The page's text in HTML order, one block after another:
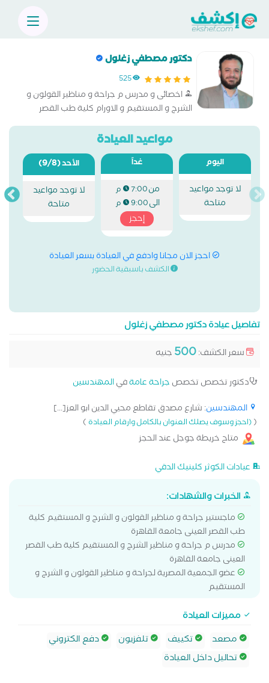
دكتور مصطفي زغلول
525
اخصائى و مدرس م جراحة و مناظير القولون و
الشرج و المستقيم و الاورام كلية طب القصر
العينى
مواعيد العيادة
اليوم
لا توجد مواعيد
متاحة
غداً
من7:00 م
الى9:00 م
إحجز
الأحد(9/8)
لا توجد مواعيد
متاحة
احجز الان مجانا وادفع في العيادة بسعر العيادة
الكشف باسبقية الحضور
تفاصيل عيادة دكتور مصطفي زغلول
سعر الكشف:500 جنيه
دكتور تخصص تخصص جراحة عامةفيالمهندسين
المهندسين: شارع مصدق تقاطع محيي الدين ابو العز[...]
((احجز وسوف يصلك العنوان بالكامل وارقام العيادة)
متاح خريطة جوجل عند الحجز
عيادات الكوثر كلينيك الدقي
الخبرات والشهادات:
ماجستير جراحة و مناظير القولون و الشرج و المستقيم كلية
طب القصر العينى جامعة القاهرة
مدرس م جراحة و مناظير الشرج و المستقيم كلية طب القصر
العينى جامعة القاهرة
عضو الجمعية المصرية لجراحة و مناظير القولون و الشرج و
المستقيم
مميزات العيادة
مصعد
تكييف تلفزيون
دفع الكتروني
تحاليل داخل العيادة